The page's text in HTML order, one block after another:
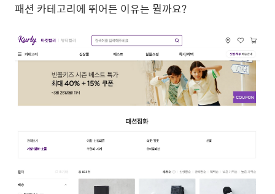
패션 카테고리에 뛰어든 이유는 뭘까요?